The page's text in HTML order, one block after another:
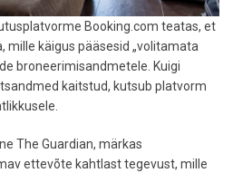
Booking.com teatas, et
mille käigus pääsesid „volitamata
broneerimisandmetele. Kuigi
kaitstud, kutsub platvorm
The Guardian, märkas
ettevõte kahtlast tegevust, mille